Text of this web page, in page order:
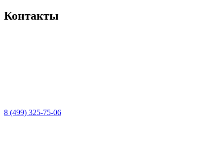
Контакты
8 (499) 325-75-06